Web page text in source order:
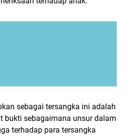
sebagai tersangka ini adalah
bukti sebagaimana unsur dalam
terhadap para tersangka